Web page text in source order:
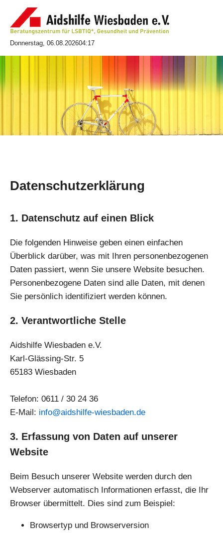
Donnerstag, 06.08.202604:17
Datenschutzerklärung
1. Datenschutz auf einen Blick
Die folgenden Hinweise geben einen einfachen
Überblick darüber, was mit Ihren personenbezogenen
Daten passiert, wenn Sie unsere Website besuchen.
Personenbezogene Daten sind alle Daten, mit denen
Sie persönlich identifiziert werden können.
2. Verantwortliche Stelle
Aidshilfe Wiesbaden e.V.
Karl-Glässing-Str. 5
65183 Wiesbaden
Telefon: 0611 / 30 24 36
E-Mail: info@aidshilfe-wiesbaden.de
3. Erfassung von Daten auf unserer
Website
Beim Besuch unserer Website werden durch den
Webserver automatisch Informationen erfasst, die Ihr
Browser übermittelt. Dies sind zum Beispiel:
Browsertyp und Browserversion